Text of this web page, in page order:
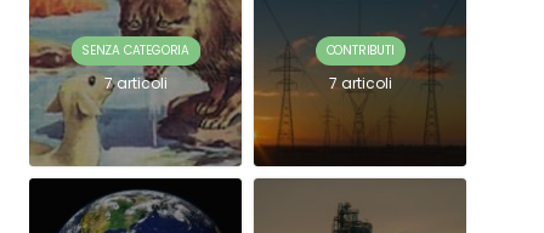
SENZA CATEGORIA
7 articoli
CONTRIBUTI
7 articoli